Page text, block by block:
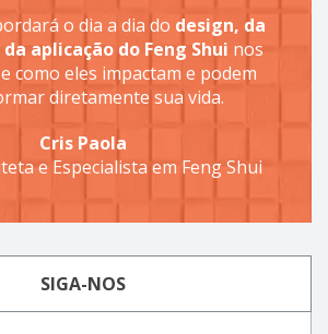
o dia a dia do design, da
aplicação do Feng Shui nos
como eles impactam e podem
diretamente sua vida.
Cris Paola
e Especialista em Feng Shui
SIGA-NOS